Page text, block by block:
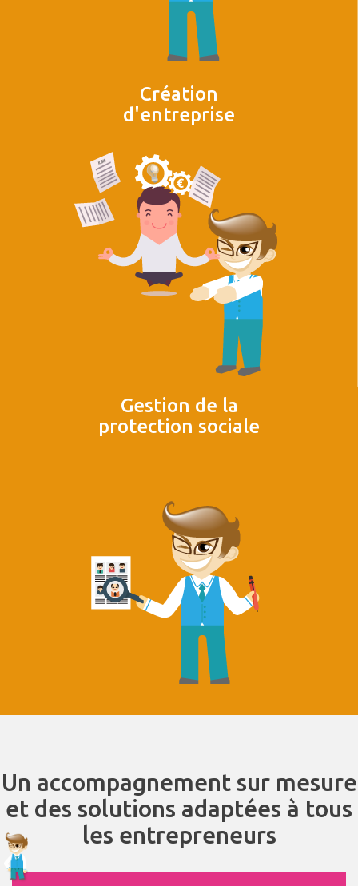
Création
d'entreprise
Gestion de la
protection sociale
Un accompagnement sur mesure
et des solutions adaptées à tous
les entrepreneurs